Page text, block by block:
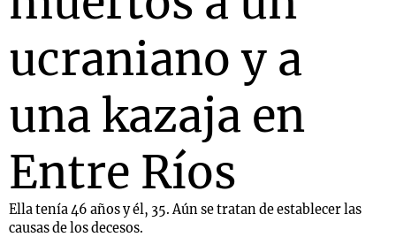
ucraniano y a
una kazaja en
Entre Ríos
Ella tenía 46 años y él, 35. Aún se tratan de establecer las
causas de los decesos.